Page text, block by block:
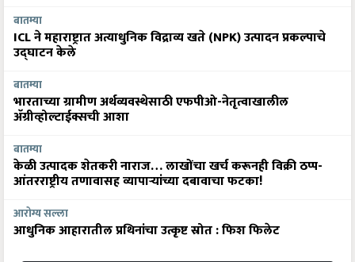
बातम्या
ICL ने महाराष्ट्रात अत्याधुनिक विद्राव्य खते (NPK) उत्पादन प्रकल्पाचे
उद्घाटन केले
बातम्या
भारताच्या ग्रामीण अर्थव्यवस्थेसाठी एफपीओ-नेतृत्वाखालील
अ‍ॅग्रीव्होल्टाईक्सची आशा
बातम्या
केळी उत्पादक शेतकरी नाराज… लाखोंचा खर्च करूनही विक्री ठप्प-
आंतरराष्ट्रीय तणावासह व्यापाऱ्यांच्या दबावाचा फटका!
आरोग्य सल्ला
आधुनिक आहारातील प्रथिनांचा उत्कृष्ट स्रोत : फिश फिलेट